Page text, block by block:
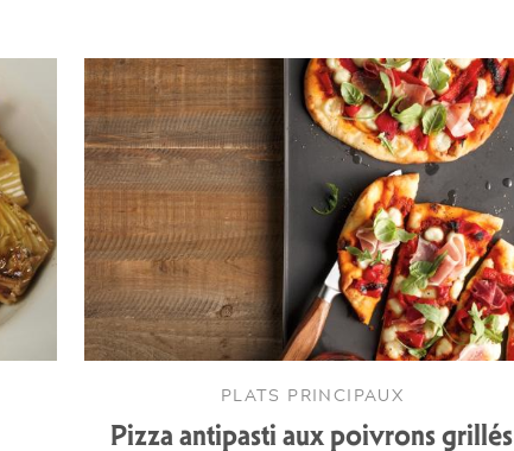
PLATS PRINCIPAUX
Pizza antipasti aux poivrons grillés